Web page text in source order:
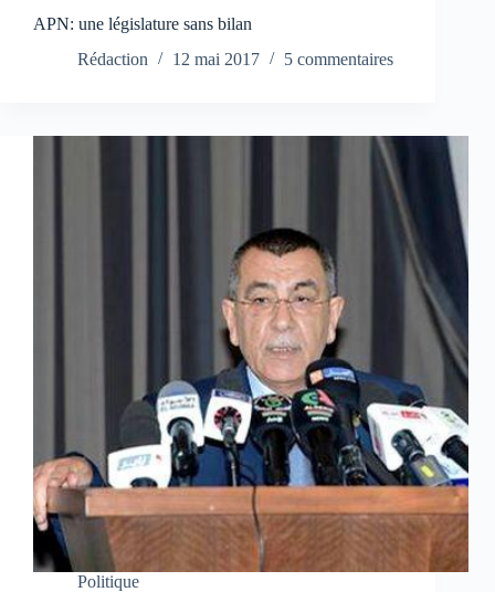
APN: une législature sans bilan
Rédaction
12 mai 2017 5 commentaires
Politique